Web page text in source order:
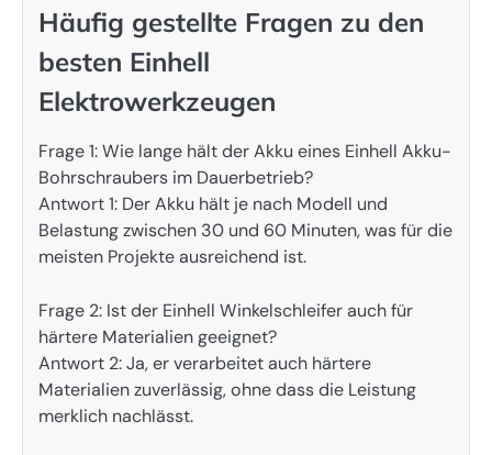
Häufig gestellte Fragen zu den
besten Einhell
Elektrowerkzeugen
Frage 1: Wie lange hält der Akku eines Einhell Akku-
Bohrschraubers im Dauerbetrieb?
Antwort 1: Der Akku hält je nach Modell und
Belastung zwischen 30 und 60 Minuten, was für die
meisten Projekte ausreichend ist.
Frage 2: Ist der Einhell Winkelschleifer auch für
härtere Materialien geeignet?
Antwort 2: Ja, er verarbeitet auch härtere
Materialien zuverlässig, ohne dass die Leistung
merklich nachlässt.